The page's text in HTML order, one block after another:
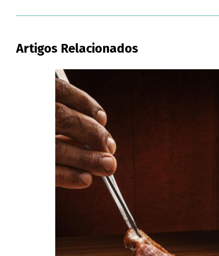
Artigos Relacionados